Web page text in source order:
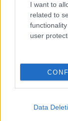
I want to
related to
user
Data